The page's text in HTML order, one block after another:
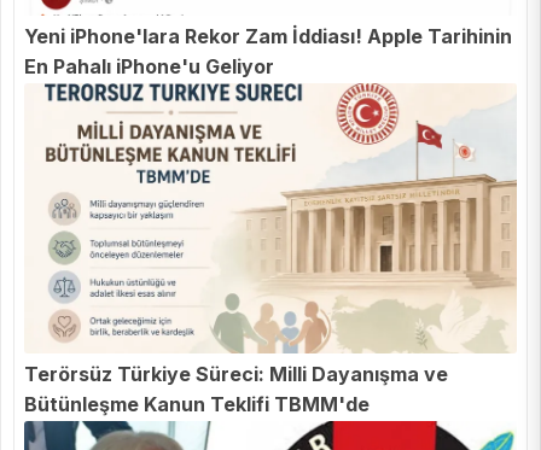
Yeni iPhone'lara Rekor Zam İddiası! Apple Tarihinin
En Pahalı iPhone'u Geliyor
Terörsüz Türkiye Süreci: Milli Dayanışma ve
Bütünleşme Kanun Teklifi TBMM'de